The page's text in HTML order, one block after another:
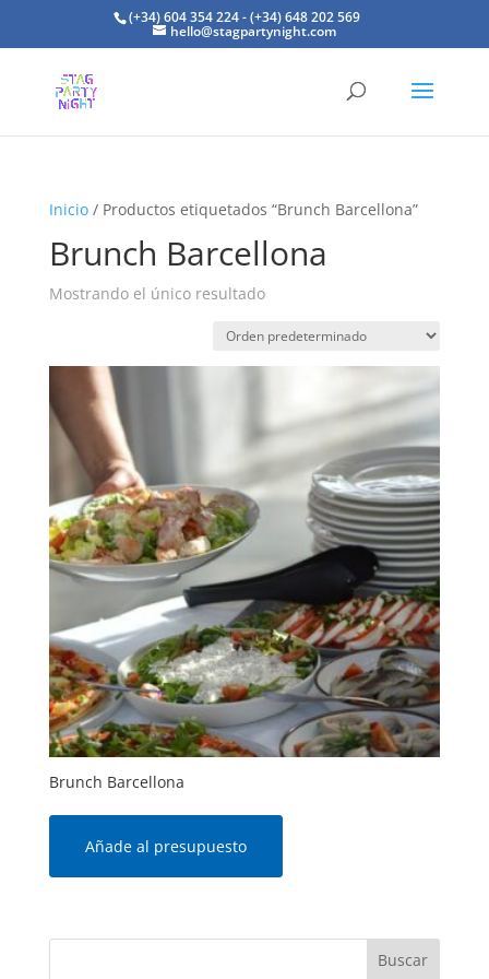
(+34) 604 354 224 - (+34) 648 202 569
hello@stagpartynight.com
Inicio/ Productos etiquetados “Brunch Barcellona”
Brunch Barcellona
Mostrando el único resultado
Brunch Barcellona
Añade al presupuesto